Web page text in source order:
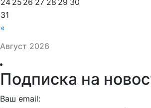
Август 2026
«
24 25 26 27 28 29 30
31
Подписка на
Ваш email: